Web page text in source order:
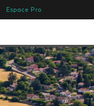
Espace Pro